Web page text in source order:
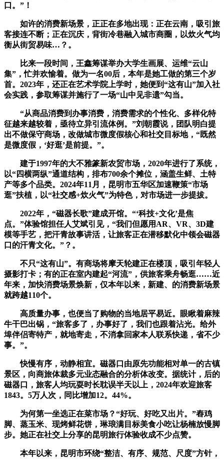
口。”！
如许的消费新场景，正正在多地出现：正在云南，吸引旅
客接连不断；正在沉庆，背街冷巷融入城市商圈，以炊火气均
衡从街贸易味…？。
比来一段时间，王鑫筹谋举办大学生画展、运维“云山
集”，忙并欢愉着。做为一名00后，本年是她工做的第三个岁
首。2023年，还正在艺术学院上学时，她便到“这有山”加入社
会实践，参取筹谋并施行了一场“山中见非遗”勾当。
“从商品消费到办事消费，消费需求的个性化、多样化特
征越来越较着，亟待立异引流体例。”刘朝霞说，团队明白提
出不做保守商场，改做城市微度假核心和社交目标地，“既然
是微度假，‘好逛’是前提。”。
建于1997年的大不雅篆新农贸市场，2020年进行了系统，
以“四横两纵”通道结构，排布700余个摊位，涵盖生鲜、土特
产等多个品类。2024年11月，昆明市五华区加速鞭策“市场
逛”扶植，以“社交感+炊火气”为特色，对市场进一步提拔。
2022年，“磁器长歌”建成开馆。“‘科技+文化’是焦
点。”体验馆担任人艾斌引见，“我们但愿用AR、VR、3D建
模等手艺，把汗青故事讲活，让旅客正在潜移默化中领会磁器
口的汗青文化。”？。
不只“这有山”。有商场将摩天轮建正在楼顶，吸引年轻人
摄影打卡；有的正在室内建起“河流”，供旅客乘舟畅逛……近
年来，加快消费场景焕新，仅本年以来，新建、的消费新场景
就跨越110个。
高质量办事，也便当了购物的当地居平易近。眼瞅着麻辣
牛干巴出锅，“旅客多了，办事好了，我们也跟着沾光。给外
埠伴侣寄特产，就地寄走，不消拿回家本人联系快递，省不少
事。”。
快慢有序，动静相宜。磁器口由原先功能相对单一的古镇
景区，向商旅体裁多元业态融合的分析体改变。据统计，后的
磁器口，旅客人均玩耍时长耽误半天以上，2024年欢迎旅客
1843。5万人次，同比增加12。44%。
为何第一坐选正在菜市场？“好玩、好吃又出片。”舂鸡
脚、蒸玉米、现烤鲜花饼，琳琅满目标美食小吃让杨楠放慢脚
步。她正在社交上分享的昆明旅行体验收成不少点赞。
本年以来，昆明市环绕“整洁、有序、规范、尺度”方针，